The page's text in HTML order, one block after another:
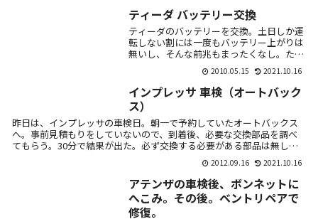
ティーダ バッテリー交換
ティーダのバッテリーを交換。土日しか運
転しない割には一度もバッテリー上がりは
無いし、そんな前兆もまったくなし。た
だ、そろそろ替えないといけない時期。
ACデルコ S55B24L純正よりも容量が大き
いタイ...
2010.05.15 2021.10.16
インプレッサ 車検（オートバック
ス）
昨日は、インプレッサの車検日。朝一で予約していたオートバックス
へ。事前見積もりをしていないので、到着後、必要な交換部品を調べ
てもらう。30分で結果が出た。必ず交換する必要がある部品は無しと
2012.09.16 2021.10.16
アテンザの車検後、ボンネットに
へこみ。その後。ベントリペアで
修復。